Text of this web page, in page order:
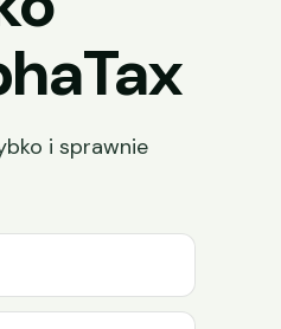
i sprawnie